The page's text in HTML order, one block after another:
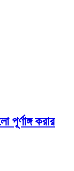
পূর্ণাঙ্গ করার